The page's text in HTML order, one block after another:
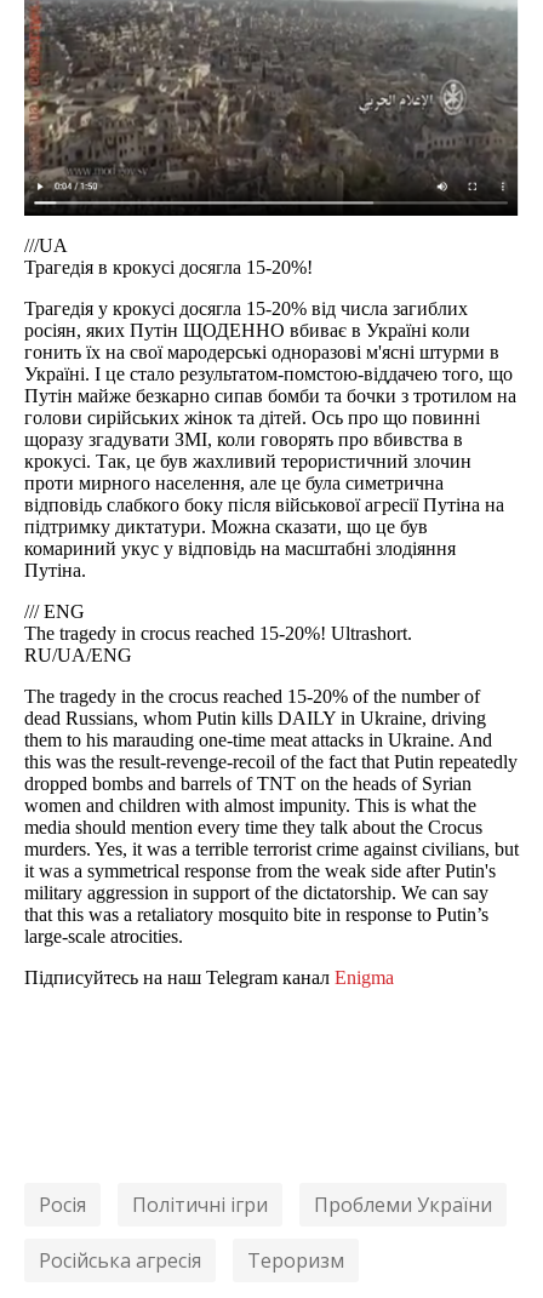
///UA
Трагедія в крокусі досягла 15-20%!
Трагедія у крокусі досягла 15-20% від числа загиблих
росіян, яких Путін ЩОДЕННО вбиває в Україні коли
гонить їх на свої мародерські одноразові м'ясні штурми в
Україні. І це стало результатом-помстою-віддачею того, що
Путін майже безкарно сипав бомби та бочки з тротилом на
голови сирійських жінок та дітей. Ось про що повинні
щоразу згадувати ЗМІ, коли говорять про вбивства в
крокусі. Так, це був жахливий терористичний злочин
проти мирного населення, але це була симетрична
відповідь слабкого боку після військової агресії Путіна на
підтримку диктатури. Можна сказати, що це був
комариний укус у відповідь на масштабні злодіяння
Путіна.
/// ENG
The tragedy in crocus reached 15-20%! Ultrashort.
RU/UA/ENG
The tragedy in the crocus reached 15-20% of the number of
dead Russians, whom Putin kills DAILY in Ukraine, driving
them to his marauding one-time meat attacks in Ukraine. And
this was the result-revenge-recoil of the fact that Putin repeatedly
dropped bombs and barrels of TNT on the heads of Syrian
women and children with almost impunity. This is what the
media should mention every time they talk about the Crocus
murders. Yes, it was a terrible terrorist crime against civilians, but
it was a symmetrical response from the weak side after Putin's
military aggression in support of the dictatorship. We can say
that this was a retaliatory mosquito bite in response to Putin’s
large-scale atrocities.
Підписуйтесь на наш Telegram канал Enigma
Росія Політичні ігри Проблеми України
Російська агресія Тероризм